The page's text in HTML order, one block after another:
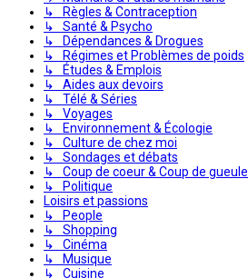
↳ Règles & Contraception
↳ Santé & Psycho
↳ Dépendances & Drogues
↳ Régimes et Problèmes de poids
↳ Études & Emplois
↳ Aides aux devoirs
↳ Télé & Séries
↳ Voyages
↳ Environnement & Écologie
↳ Culture de chez moi
↳ Sondages et débats
↳ Coup de coeur & Coup de gueule
↳ Politique
Loisirs et passions
↳ People
↳ Shopping
↳ Cinéma
↳ Musique
↳ Cuisine